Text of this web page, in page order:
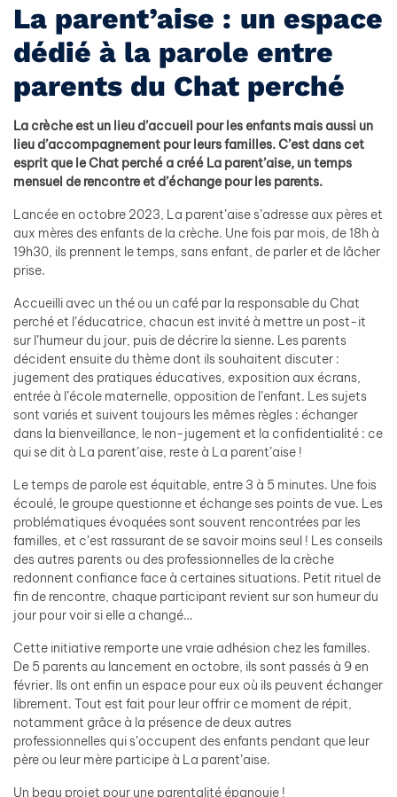
La parent’aise : un espace
dédié à la parole entre
parents du Chat perché
La crèche est un lieu d’accueil pour les enfants mais aussi un
lieu d’accompagnement pour leurs familles. C’est dans cet
esprit que le Chat perché a créé La parent’aise, un temps
mensuel de rencontre et d’échange pour les parents.
Lancée en octobre 2023, La parent’aise s’adresse aux pères et
aux mères des enfants de la crèche. Une fois par mois, de 18h à
19h30, ils prennent le temps, sans enfant, de parler et de lâcher
prise.
Accueilli avec un thé ou un café par la responsable du Chat
perché et l’éducatrice, chacun est invité à mettre un post-it
sur l’humeur du jour, puis de décrire la sienne. Les parents
décident ensuite du thème dont ils souhaitent discuter :
jugement des pratiques éducatives, exposition aux écrans,
entrée à l’école maternelle, opposition de l’enfant. Les sujets
sont variés et suivent toujours les mêmes règles : échanger
dans la bienveillance, le non-jugement et la confidentialité : ce
qui se dit à La parent’aise, reste à La parent’aise !
Le temps de parole est équitable, entre 3 à 5 minutes. Une fois
écoulé, le groupe questionne et échange ses points de vue. Les
problématiques évoquées sont souvent rencontrées par les
familles, et c’est rassurant de se savoir moins seul ! Les conseils
des autres parents ou des professionnelles de la crèche
redonnent confiance face à certaines situations. Petit rituel de
fin de rencontre, chaque participant revient sur son humeur du
jour pour voir si elle a changé…
Cette initiative remporte une vraie adhésion chez les familles.
De 5 parents au lancement en octobre, ils sont passés à 9 en
février. Ils ont enfin un espace pour eux où ils peuvent échanger
librement. Tout est fait pour leur offrir ce moment de répit,
notamment grâce à la présence de deux autres
professionnelles qui s’occupent des enfants pendant que leur
père ou leur mère participe à La parent’aise.
Un beau projet pour une parentalité épanouie !